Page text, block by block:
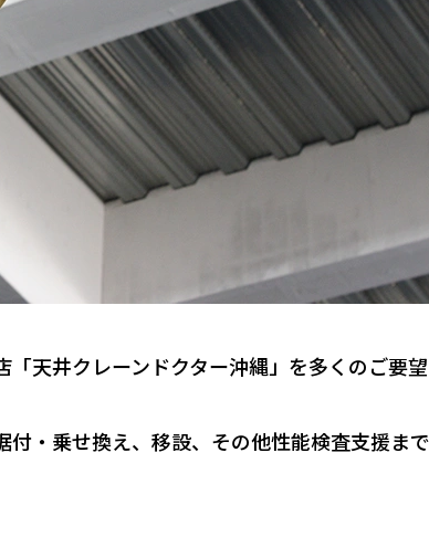
天井クレーンドクター沖縄」を多くのご要
・乗せ換え、移設、その他性能検査支援ま